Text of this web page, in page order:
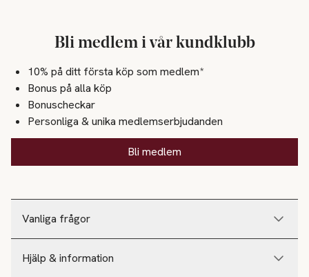
Vanliga frågor
Hjälp & information
Bli medlem i vår kundklubb
10% på ditt första köp som medlem*
Bonus på alla köp
Bonuscheckar
Personliga & unika medlemserbjudanden
Bli medlem